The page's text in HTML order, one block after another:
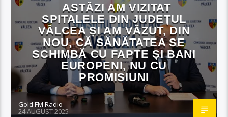
ASTĂZI AM VIZITAT
SPITALELE DIN JUDEȚUL
VÂLCEA ȘI AM VĂZUT, DIN
NOU, CĂ SĂNĂTATEA SE
SCHIMBĂ CU FAPTE ȘI BANI
EUROPENI, NU CU
PROMISIUNI
Gold FM Radio
24 AUGUST 2025